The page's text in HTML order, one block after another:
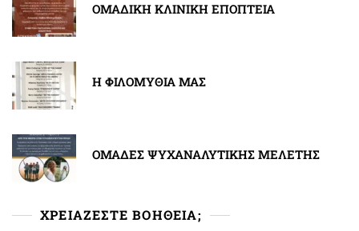
ΟΜΑΔΙΚΗ ΚΛΙΝΙΚΗ ΕΠΟΠΤΕΙΑ
Η ΦΙΛΟΜΥΘΙΑ ΜΑΣ
ΟΜΑΔΕΣ ΨΥΧΑΝΑΛΥΤΙΚΗΣ ΜΕΛΕΤΗΣ
ΧΡΕΙΑΖΕΣΤΕ ΒΟΗΘΕΙΑ;